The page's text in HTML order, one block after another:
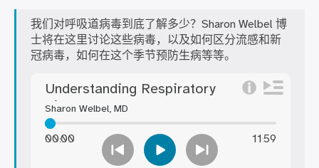
我们对呼吸道病毒到底了解多少？Sharon Welbel 博
士将在这里讨论这些病毒，以及如何区分流感和新
冠病毒，如何在这个季节预防生病等等。